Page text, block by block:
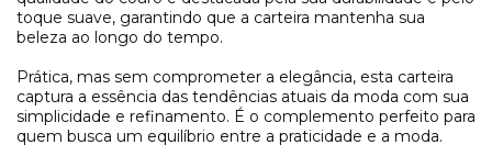
toque suave, garantindo que a carteira mantenha sua
beleza ao longo do tempo.
Prática, mas sem comprometer a elegância, esta carteira
captura a essência das tendências atuais da moda com sua
simplicidade e refinamento. É o complemento perfeito para
quem busca um equilíbrio entre a praticidade e a moda.